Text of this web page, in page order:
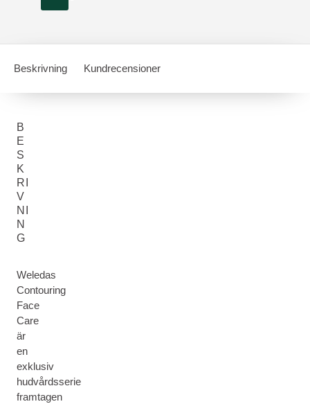
Beskrivning Kundrecensioner
B
E
S
K
RI
V
NI
N
G
Weledas
Contouring
Face
Care
är
en
exklusiv
hudvårdsserie
framtagen